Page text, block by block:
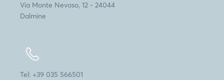
Via Monte Nevoso, 12 - 24044
Dalmine
Tel: +39 035 566501